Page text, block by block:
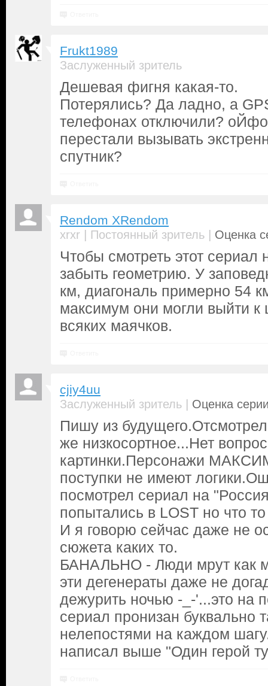
Frukt1989
Заслуженный зритель
Дешевая фигня какая-то.
Потерялись? Да ладно, а
телефонах отключили?
перестали вызывать
спутник?
Rendom XRendom
xrxr | Постоянный зритель | Оценка
Чтобы смотреть этот
забыть геометрию. У
км, диагональ примерно 54
максимум они могли выйти к
всяких маячков.
cjiy4uu
Заслуженный зритель | Оценка
Пишу из
же низкосортное...Нет
картинки.Персонажи
поступки не имеют
посмотрел сериал на
попытались в LOST но что
И я говорю сейчас даже не
сюжета каких то.
БАНАЛЬНО - Люди мрут как
эти дегенераты даже не
дежурить ночью -_-'...это на
сериал пронизан буквально
нелепостями на каждом
написал выше "Один герой